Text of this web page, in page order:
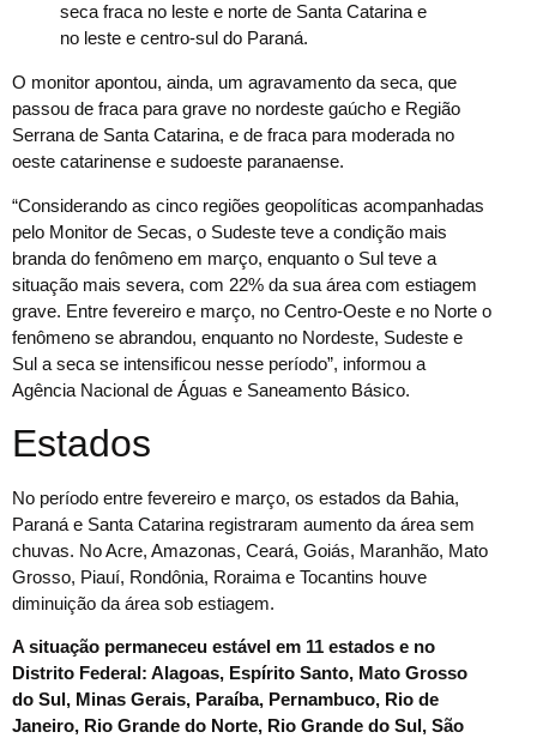
seca fraca no leste e norte de Santa Catarina e
no leste e centro-sul do Paraná.
O monitor apontou, ainda, um agravamento da seca, que
passou de fraca para grave no nordeste gaúcho e Região
Serrana de Santa Catarina, e de fraca para moderada no
oeste catarinense e sudoeste paranaense.
“Considerando as cinco regiões geopolíticas acompanhadas
pelo Monitor de Secas, o Sudeste teve a condição mais
branda do fenômeno em março, enquanto o Sul teve a
situação mais severa, com 22% da sua área com estiagem
grave. Entre fevereiro e março, no Centro-Oeste e no Norte o
fenômeno se abrandou, enquanto no Nordeste, Sudeste e
Sul a seca se intensificou nesse período”, informou a
Agência Nacional de Águas e Saneamento Básico.
Estados
No período entre fevereiro e março, os estados da Bahia,
Paraná e Santa Catarina registraram aumento da área sem
chuvas. No Acre, Amazonas, Ceará, Goiás, Maranhão, Mato
Grosso, Piauí, Rondônia, Roraima e Tocantins houve
diminuição da área sob estiagem.
A situação permaneceu estável em 11 estados e no
Distrito Federal: Alagoas, Espírito Santo, Mato Grosso
do Sul, Minas Gerais, Paraíba, Pernambuco, Rio de
Janeiro, Rio Grande do Norte, Rio Grande do Sul, São